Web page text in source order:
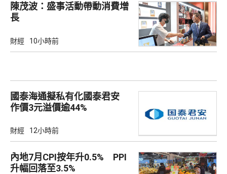
陳茂波：盛事活動帶動消費增
長
財經 10小時前
國泰海通擬私有化國泰君安
作價3元溢價逾44%
財經 12小時前
內地7月CPI按年升0.5% PPI
升幅回落至3.5%